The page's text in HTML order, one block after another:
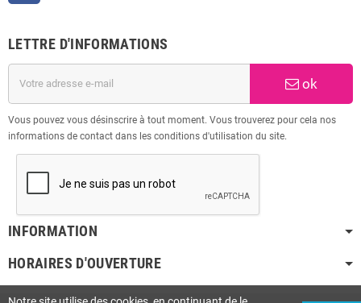
LETTRE D'INFORMATIONS
ok
Vous pouvez vous désinscrire à tout moment. Vous trouverez pour cela nos
informations de contact dans les conditions d'utilisation du site.
INFORMATION
HORAIRES D'OUVERTURE